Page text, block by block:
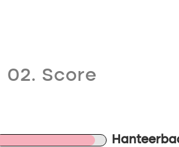
02. Score